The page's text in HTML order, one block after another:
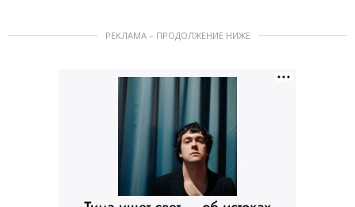
РЕКЛАМА – ПРОДОЛЖЕНИЕ НИЖЕ